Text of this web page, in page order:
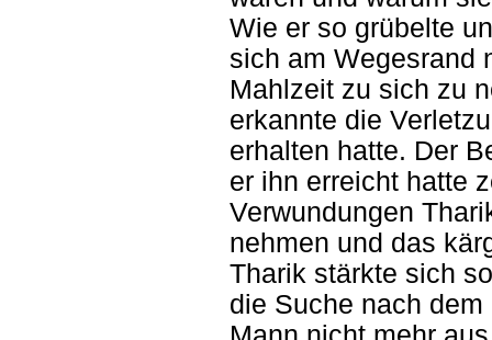
Wie er so grübelte
sich am Wegesrand
Mahlzeit zu sich zu
erkannte die
erhalten hatte. Der
er ihn erreicht hatte
Verwundungen
nehmen und das
Tharik stärkte sich
die Suche nach